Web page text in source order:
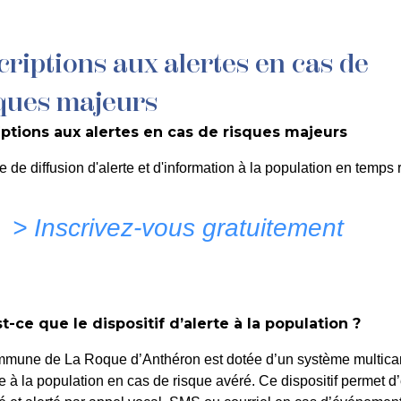
QUOTIDIEN DÉCOUVRIR LA ROQUE
DE LOCATION DE
SYLVESTRE DE LA
LA PLUME ET LE
aux alertes en cas de
majeurs
aux alertes en cas de risques majeurs
de diffusion d'alerte et d'information à la population en temps
> Inscrivez-vous gratuitement
ce que le dispositif d’alerte à la population ?
de La Roque d’Anthéron est dotée d’un système
à la population en cas de risque avéré. Ce dispositif permet